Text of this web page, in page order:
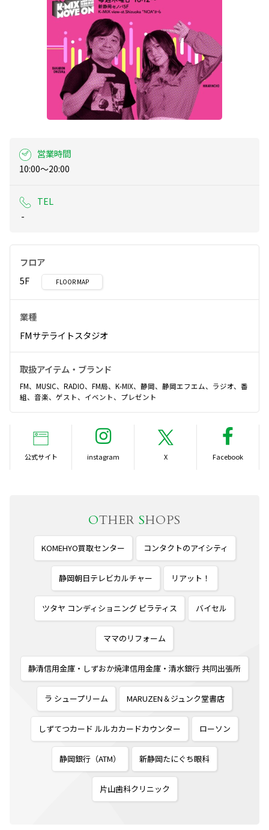
営業時間
10:00～20:00
TEL
-
フロア
5F
FLOOR MAP
業種
FMサテライトスタジオ
取扱アイテム・ブランド
FM、MUSIC、RADIO、FM局、K-MIX、静岡、静岡エフエム、ラジオ、番
組、音楽、ゲスト、イベント、プレゼント
公式サイト
OTHER SHOPS
KOMEHYO買取センター コンタクトのアイシティ
静岡朝日テレビカルチャー リアット！
ツタヤ コンディショニング ピラティス バイセル
ママのリフォーム
静清信用金庫・しずおか焼津信用金庫・清水銀行 共同出張所
ラ シュープリーム MARUZEN＆ジュンク堂書店
しずてつカード ルルカカードカウンター ローソン
静岡銀行（ATM） 新静岡たにぐち眼科
片山歯科クリニック